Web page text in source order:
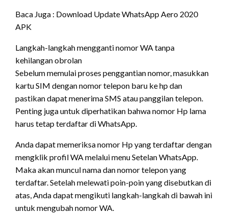
Baca Juga : Download Update WhatsApp Aero 2020
APK
Langkah-langkah mengganti nomor WA tanpa
kehilangan obrolan
Sebelum memulai proses penggantian nomor, masukkan
kartu SIM dengan nomor telepon baru ke hp dan
pastikan dapat menerima SMS atau panggilan telepon.
Penting juga untuk diperhatikan bahwa nomor Hp lama
harus tetap terdaftar di WhatsApp.
Anda dapat memeriksa nomor Hp yang terdaftar dengan
mengklik profil WA melalui menu Setelan WhatsApp.
Maka akan muncul nama dan nomor telepon yang
terdaftar. Setelah melewati poin-poin yang disebutkan di
atas, Anda dapat mengikuti langkah-langkah di bawah ini
untuk mengubah nomor WA.